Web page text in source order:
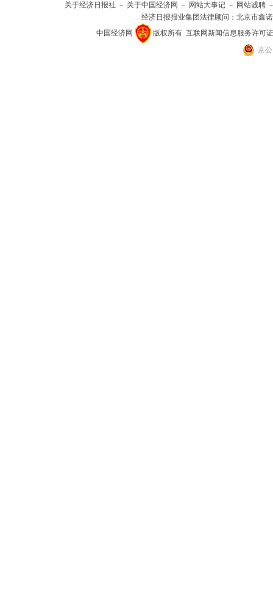
关于经济日报社 － 关于中国经济网 － 网站大事记 － 网站诚聘
经济日报报业集团法律顾问： 北京市鑫
中国经济网
版权所有 互联网新闻信息服务许可证
京公